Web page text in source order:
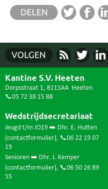
Kantine S.V. Heeten
Dorpsstraat 1, 8111AA Heeten
📞05 72 38 15 88
Wedstrijdsecretariaat
Jeugd t/m JO19 ➡️ Dhr. E. Hutten
(contactformulier), 📞06 22 19 07
19
Senioren ➡️ Dhr. J. Kemper
(contactformulier), 📞06 50 26 89
55